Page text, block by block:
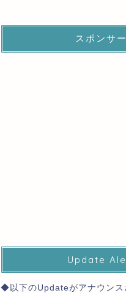
スポンサー
Update
◆以下のUpdateがアナウンス